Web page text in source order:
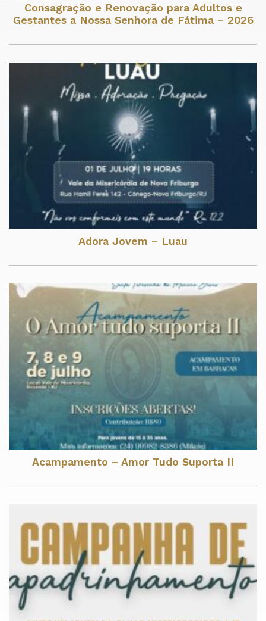
Consagração e Renovação para Adultos e
Gestantes a Nossa Senhora de Fátima – 2026
Adora Jovem – Luau
Acampamento – Amor Tudo Suporta II